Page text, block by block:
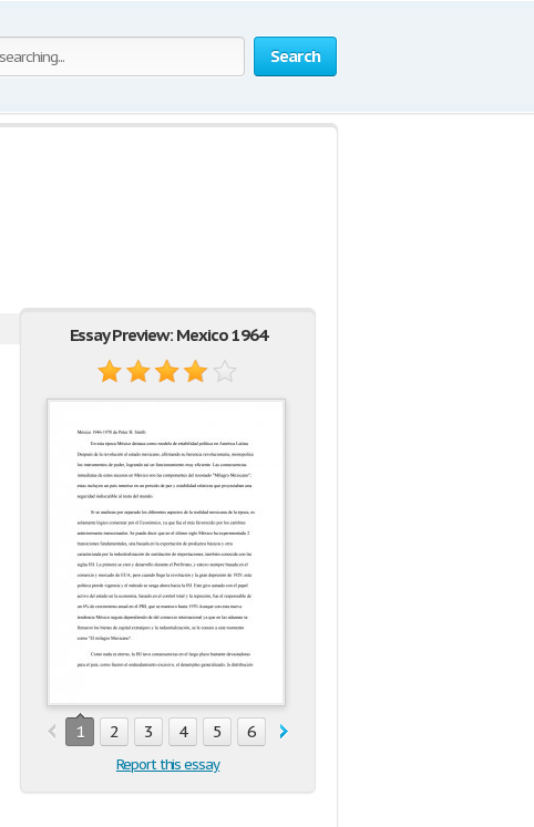
Search
Essay Preview: Mexico 1964
1 2 3 4 5 6 7
Report this essay